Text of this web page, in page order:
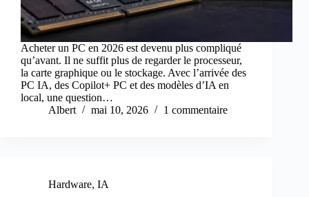
Acheter un PC en 2026 est devenu plus compliqué
qu’avant. Il ne suffit plus de regarder le processeur,
la carte graphique ou le stockage. Avec l’arrivée des
PC IA, des Copilot+ PC et des modèles d’IA en
local, une question…
Albert
mai 10, 2026 1 commentaire
Hardware, IA